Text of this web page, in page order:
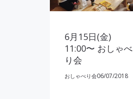
6月15日(金)
11:00〜 おしゃべ
り会
おしゃべり会06/07/2018